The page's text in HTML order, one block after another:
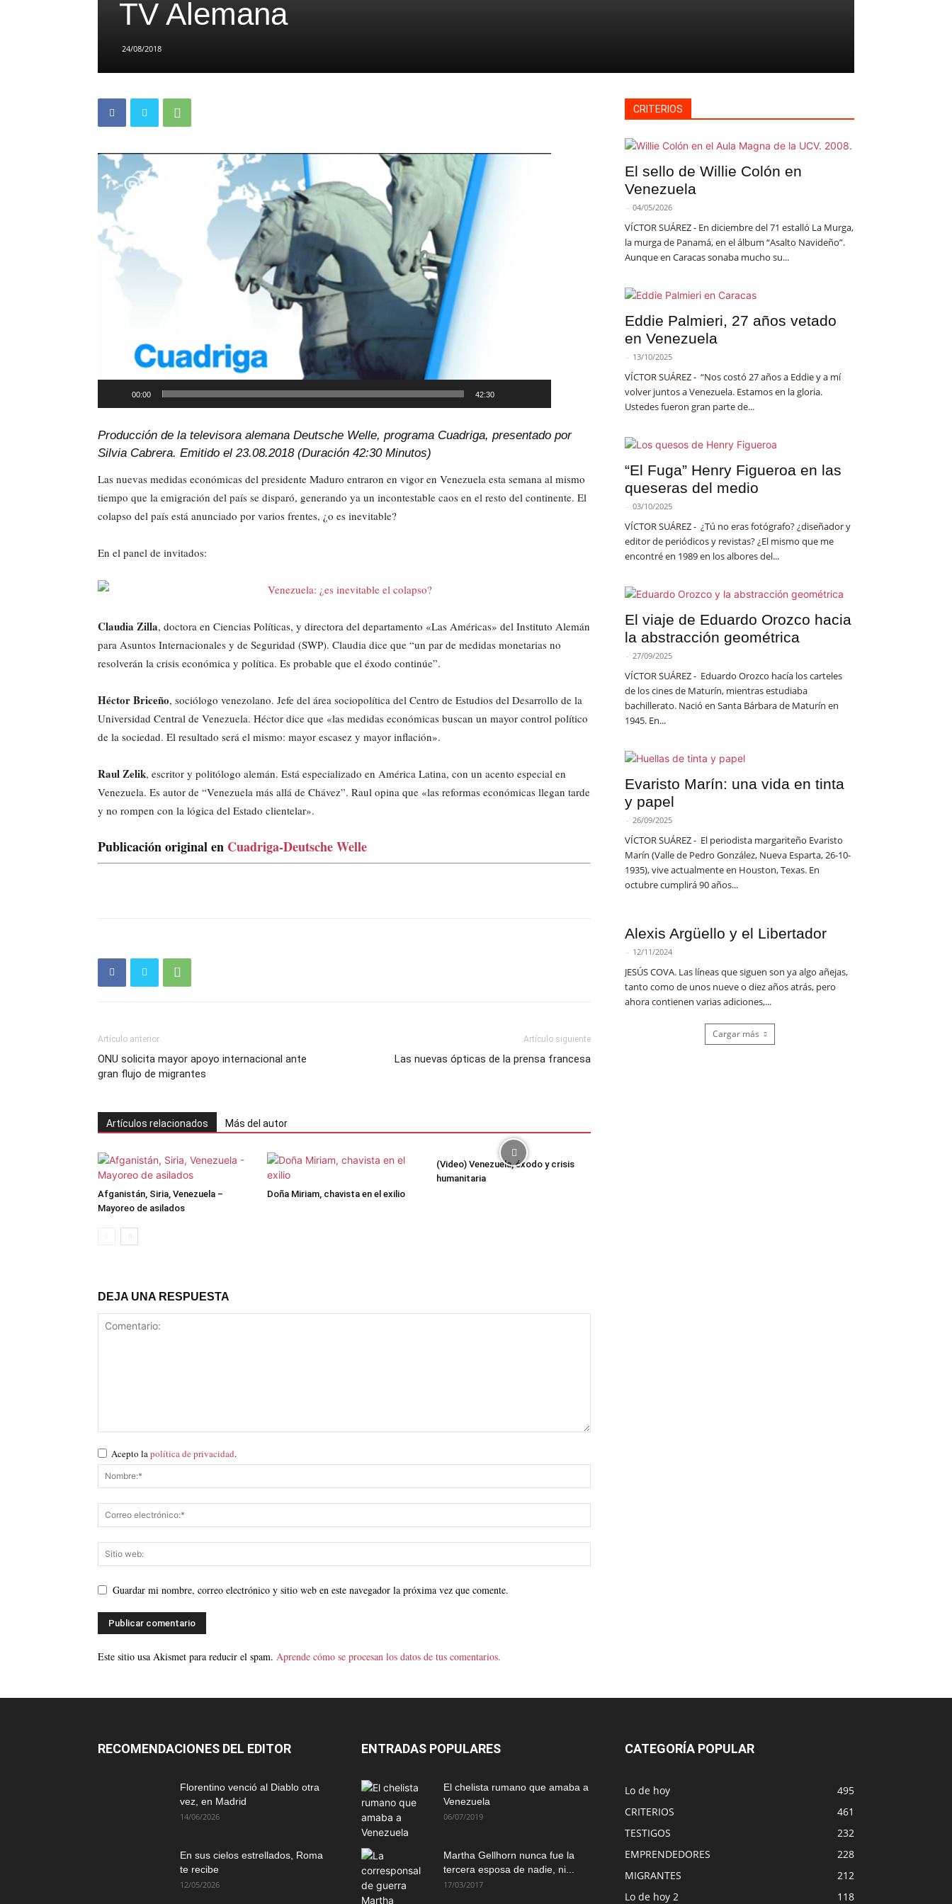
TV Alemana
24/08/2018
Reproductor
de
vídeo
00:00 42:30
Producción de la televisora alemana Deutsche Welle, programa Cuadriga, presentado por
Silvia Cabrera. Emitido el 23.08.2018 (Duración 42:30 Minutos)
Las nuevas medidas económicas del presidente Maduro entraron en vigor en Venezuela esta semana al mismo
tiempo que la emigración del país se disparó, generando ya un incontestable caos en el resto del continente. El
colapso del país está anunciado por varios frentes, ¿o es inevitable?
En el panel de invitados:
Claudia Zilla, doctora en Ciencias Políticas, y directora del departamento «Las Américas» del Instituto Alemán
para Asuntos Internacionales y de Seguridad (SWP). Claudia dice que “un par de medidas monetarias no
resolverán la crisis económica y política. Es probable que el éxodo continúe”.
Héctor Briceño, sociólogo venezolano. Jefe del área sociopolítica del Centro de Estudios del Desarrollo de la
Universidad Central de Venezuela. Héctor dice que «las medidas económicas buscan un mayor control político
de la sociedad. El resultado será el mismo: mayor escasez y mayor inflación».
Raul Zelik, escritor y politólogo alemán. Está especializado en América Latina, con un acento especial en
Venezuela. Es autor de “Venezuela más allá de Chávez”. Raul opina que «las reformas económicas llegan tarde
y no rompen con la lógica del Estado clientelar».
Publicación original en Cuadriga-Deutsche Welle
Artículo anterior
ONU solicita mayor apoyo internacional ante
gran flujo de migrantes
Artículo siguiente
Las nuevas ópticas de la prensa francesa
Artículos relacionados Más del autor
Afganistán, Siria, Venezuela –
Mayoreo de asilados
Doña Miriam, chavista en el exilio
(Video) Venezuela, éxodo y crisis
humanitaria
DEJA UNA RESPUESTA
Acepto la política de privacidad.
Guardar mi nombre, correo electrónico y sitio web en este navegador la próxima vez que comente.
Este sitio usa Akismet para reducir el spam. Aprende cómo se procesan los datos de tus comentarios.
CRITERIOS
El sello de Willie Colón en
Venezuela
- 04/05/2026
VÍCTOR SUÁREZ - En diciembre del 71 estalló La Murga,
la murga de Panamá, en el álbum “Asalto Navideño”.
Aunque en Caracas sonaba mucho su...
Eddie Palmieri, 27 años vetado
en Venezuela
- 13/10/2025
VÍCTOR SUÁREZ - “Nos costó 27 años a Eddie y a mí
volver juntos a Venezuela. Estamos en la gloria.
Ustedes fueron gran parte de...
“El Fuga” Henry Figueroa en las
queseras del medio
- 03/10/2025
VÍCTOR SUÁREZ - ¿Tú no eras fotógrafo? ¿diseñador y
editor de periódicos y revistas? ¿El mismo que me
encontré en 1989 en los albores del...
El viaje de Eduardo Orozco hacia
la abstracción geométrica
- 27/09/2025
VÍCTOR SUÁREZ - Eduardo Orozco hacía los carteles
de los cines de Maturín, mientras estudiaba
bachillerato. Nació en Santa Bárbara de Maturín en
1945. En...
Evaristo Marín: una vida en tinta
y papel
- 26/09/2025
VÍCTOR SUÁREZ - El periodista margariteño Evaristo
Marín (Valle de Pedro González, Nueva Esparta, 26-10-
1935), vive actualmente en Houston, Texas. En
octubre cumplirá 90 años...
Alexis Argüello y el Libertador
- 12/11/2024
JESÚS COVA. Las líneas que siguen son ya algo añejas,
tanto como de unos nueve o diez años atrás, pero
ahora contienen varias adiciones,...
Cargar más
RECOMENDACIONES DEL EDITOR
Florentino venció al Diablo otra
vez, en Madrid
14/06/2026
En sus cielos estrellados, Roma
te recibe
12/05/2026
ENTRADAS POPULARES
El chelista rumano que amaba a
Venezuela
06/07/2019
Martha Gellhorn nunca fue la
tercera esposa de nadie, ni...
17/03/2017
CATEGORÍA POPULAR
Lo de hoy
495
CRITERIOS
461
TESTIGOS
232
EMPRENDEDORES
228
MIGRANTES
212
Lo de hoy 2
118